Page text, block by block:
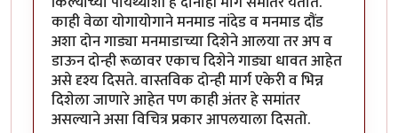
काही वेळा योगायोगाने मनमाड नांदेड व मनमाड दौंड
अशा दोन गाड्या मनमाडाच्या दिशेने आलया तर अप व
डाऊन दोन्ही रूळावर एकाच दिशेने गाड्या धावत आहेत
असे दृश्य दिसते. वास्तविक दोन्ही मार्ग एकेरी व भिन्न
दिशेला जाणारे आहेत पण काही अंतर हे समांतर
असल्याने असा विचित्र प्रकार आपलयाला दिसतो.